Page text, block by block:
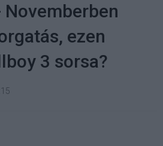
ezen
3 sorsa?